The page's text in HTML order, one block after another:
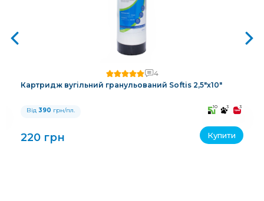
4
Картридж вугільний гранульований Softis 2,5"х10"
Від 390 грн/пл. 10 3 3
220 грн Купити